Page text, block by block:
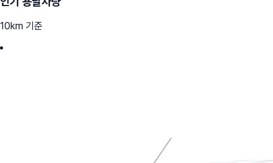
10km 기준